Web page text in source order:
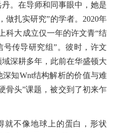
。在导师和同事眼中，她是
做扎实研究”的学者。2020年
科大成立仅一年的许文青“结
号传导研究组”。彼时，许文
深耕多年，此前在华盛顿大
知Wnt结构解析的价值与难
骨头”课题，被交到了初来乍
就不像地球上的蛋白，形状